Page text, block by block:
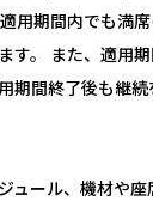
用期間内でも満
す。 また、適用
期間終了後も継
ュール、機材や座